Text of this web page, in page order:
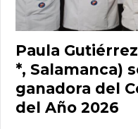
Paula
*, Salamanca)
ganadora del
del Año 2026